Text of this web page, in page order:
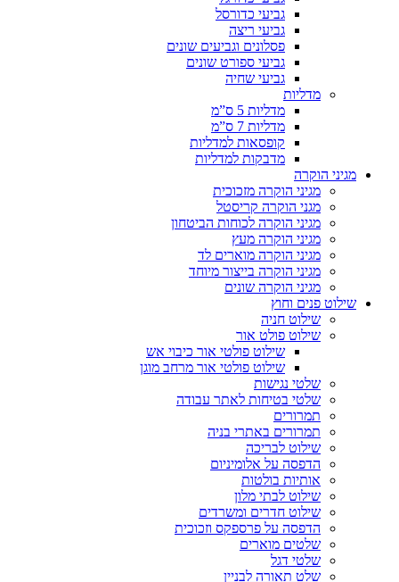
גביעי כדורסל
גביעי ריצה
פסלונים וגביעים שונים
גביעי ספורט שונים
גביעי שחיה
מדליות
מדליות 5 ס”מ
מדליות 7 ס”מ
קופסאות למדליות
מדבקות למדליות
מגיני הוקרה
מגיני הוקרה מזכוכית
מגני הוקרה קריסטל
מגיני הוקרה לכוחות הביטחון
מגיני הוקרה מעץ
מגיני הוקרה מוארים לד
מגיני הוקרה בייצור מיוחד
מגיני הוקרה שונים
שילוט פנים וחוץ
שילוט חניה
שילוט פולט אור
שילוט פולטי אור כיבוי אש
שילוט פולטי אור מרחב מוגן
שלטי נגישות
שלטי בטיחות לאתר עבודה
תמרורים
תמרורים באתרי בניה
שילוט לבריכה
הדפסה על אלומיניום
אותיות בולטות
שילוט לבתי מלון
שילוט חדרים ומשרדים
הדפסה על פרספקס וזכוכית
שלטים מוארים
שלטי דגל
שלט תאורה לבניין